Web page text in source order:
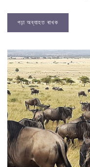
পঢ়া অব্যাহত ৰাখক